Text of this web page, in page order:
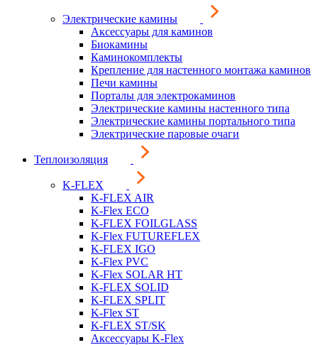
Электрические камины
Аксессуары для каминов
Биокамины
Каминокомплекты
Крепление для настенного монтажа каминов
Печи камины
Порталы для электрокаминов
Электрические камины настенного типа
Электрические камины портального типа
Электрические паровые очаги
Теплоизоляция
K-FLEX
K-FLEX AIR
K-Flex ECO
K-FLEX FOILGLASS
K-Flex FUTUREFLEX
K-FLEX IGO
K-Flex PVC
K-Flex SOLAR HT
K-FLEX SOLID
K-FLEX SPLIT
K-Flex ST
K-FLEX ST/SK
Аксессуары K-Flex